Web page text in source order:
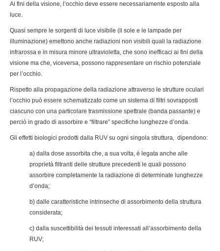
Ai fini della visione, l’occhio deve essere necessariamente esposto alla
luce.
Quasi sempre le sorgenti di luce visibile (il sole e le lampade per
illuminazione) emettono anche radiazioni non visibili quali la radiazione
infrarossa e in misura minore ultravioletta, che sono inefficaci ai fini della
visione ma che, viceversa, possono rappresentare un rischio potenziale
per l’occhio.
Rispetto alla propagazione della radiazione attraverso le strutture oculari
l’occhio può essere schematizzato come un sistema di filtri sovrapposti
ciascuno con una particolare trasmissione spettrale (banda passante) e
perciò in grado di assorbire e “filtrare” specifiche lunghezze d’onda.
Gli effetti biologici prodotti dalla RUV su ogni singola struttura, dipendono:
a) dalla dose assorbita che, a sua volta, è legata anche alle
proprietà filtranti delle strutture precedenti le quali possono
assorbire completamente la radiazione di determinate lunghezze
d’onda;
b) dalle caratteristiche intrinseche di assorbimento della struttura
considerata;
c) dalla suscettibilità dei tessuti interessati all’assorbimento della
RUV;